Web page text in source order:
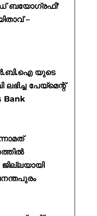
ബയോഗ്രഫി’
–
യുടെ
പേയ്മെന്റ്
Bank
ജില്ലയായി